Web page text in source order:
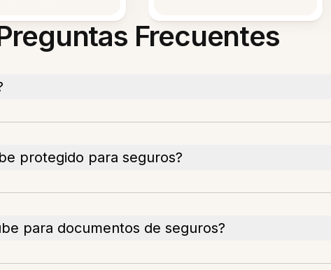
Frecuentes
protegido para seguros?
para documentos de seguros?